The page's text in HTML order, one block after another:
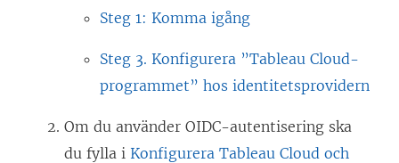
Steg 1: Komma igång
Steg 3. Konfigurera ”Tableau Cloud-
programmet” hos identitetsprovidern
Om du använder OIDC-autentisering ska
du fylla i Konfigurera Tableau Cloud och